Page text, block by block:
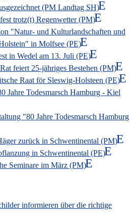
(PM Landtag SH)
trotz(t) Regenwetter (PM)
"Natur- und Kulturlandschaften und
in Molfsee (PE)
in Wedel am 13. Juli (PE)
feiert 25-jähriges Bestehen (PM)
Raat för Sleswig-Holsteen (PE)
Jahre Todesmarsch Hamburg - Kiel
"80 Jahre Todesmarsch Hamburg
zurück in Schwentinental (PM)
in Schwentinental (PE)
Seminare im März (PM)
informieren über die richtige